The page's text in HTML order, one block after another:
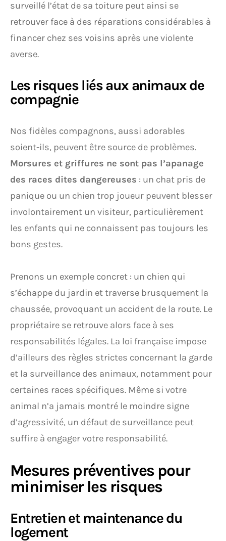
surveillé l’état de sa toiture peut ainsi se
retrouver face à des réparations considérables à
financer chez ses voisins après une violente
averse.
Les risques liés aux animaux de
compagnie
Nos fidèles compagnons, aussi adorables
soient-ils, peuvent être source de problèmes.
Morsures et griffures ne sont pas l’apanage
des races dites dangereuses : un chat pris de
panique ou un chien trop joueur peuvent blesser
involontairement un visiteur, particulièrement
les enfants qui ne connaissent pas toujours les
bons gestes.
Prenons un exemple concret : un chien qui
s’échappe du jardin et traverse brusquement la
chaussée, provoquant un accident de la route. Le
propriétaire se retrouve alors face à ses
responsabilités légales. La loi française impose
d’ailleurs des règles strictes concernant la garde
et la surveillance des animaux, notamment pour
certaines races spécifiques. Même si votre
animal n’a jamais montré le moindre signe
d’agressivité, un défaut de surveillance peut
suffire à engager votre responsabilité.
Mesures préventives pour
minimiser les risques
Entretien et maintenance du
logement